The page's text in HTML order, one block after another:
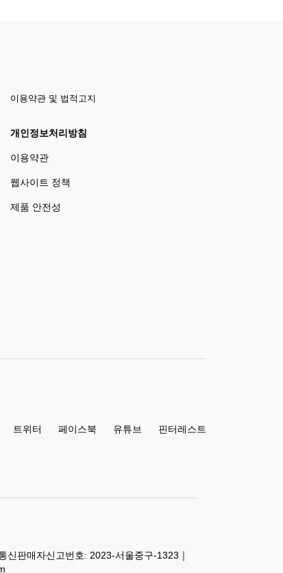
이용약관 및 법적고지
개인정보처리방침
이용약관
웹사이트 정책
제품 안전성
트위터 페이스북 유튜브 핀터레스트
신판매자신고번호: 2023-서울중구-1323｜